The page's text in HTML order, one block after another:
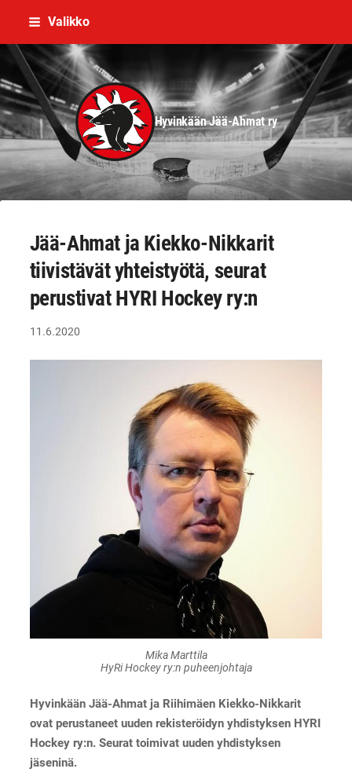
Siirry
sisältöön
Valikko
Hyvinkään Jää-Ahmat ry
Jää-Ahmat ja Kiekko-Nikkarit
tiivistävät yhteistyötä, seurat
perustivat HYRI Hockey ry:n
11.6.2020
Mika Marttila
HyRi Hockey ry:n puheenjohtaja
Hyvinkään Jää-Ahmat ja Riihimäen Kiekko-Nikkarit
ovat perustaneet uuden rekisteröidyn yhdistyksen HYRI
Hockey ry:n. Seurat toimivat uuden yhdistyksen
jäseninä.